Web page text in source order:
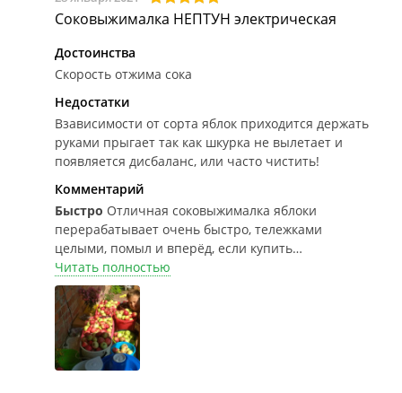
Соковыжималка НЕПТУН электрическая
Достоинства
Скорость отжима сока
Недостатки
Взависимости от сорта яблок приходится держать
руками прыгает так как шкурка не вылетает и
появляется дисбаланс, или часто чистить!
Комментарий
Быстро Отличная соковыжималка яблоки
перерабатывает очень быстро, тележками
целыми, помыл и вперёд, если купить
специальную сеточку на ведро то сок отделяется
от осадка сразу, очень удобно! Со жмыха ставлю
самагонку!
Читать полностью